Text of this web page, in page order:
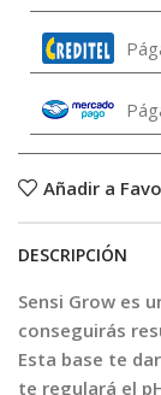
Añadir a
DESCRIPCIÓN
Sensi Grow es
conseguirás
Esta base te
te regulará el